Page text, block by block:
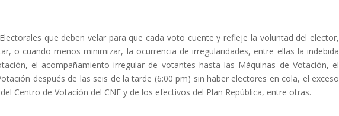
que deben velar para que cada voto cuente y refleje la voluntad del elector,
o cuando menos minimizar, la ocurrencia de irregularidades, entre ellas la indebida
el acompañamiento irregular de votantes hasta las Máquinas de Votación, el
después de las seis de la tarde (6:00 pm) sin haber electores en cola, el exceso
Centro de Votación del CNE y de los efectivos del Plan República, entre otras.